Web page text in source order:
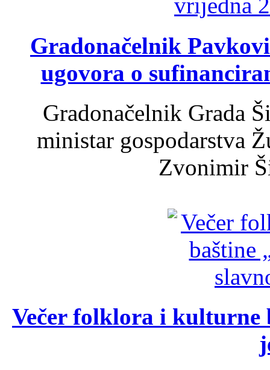
Gradonačelnik
ugovora o
Gradonačelnik Grada
ministar gospodarstva
Zvonimir
Večer folklora i kulturne